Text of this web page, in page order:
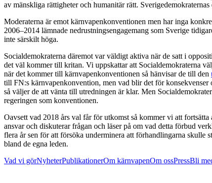
av mänskliga rättigheter och humanitär rätt.
Moderaterna är emot kärnvapenkonventionen men har inga
2006–2014 lämnade nedrustningsengagemang som Sverige
inte särskilt höga.
Socialdemokraterna däremot var väldigt aktiva när de satt i
det väl kommer till kritan. Vi uppskattar att Socialdemokraterna
när det kommer till kärnvapenkonventionen så hänvisar de till den
till FN:s kärnvapenkonvention, men vad blir det för konsekvenser
så väljer de att vänta till utredningen är klar. Men
regeringen som konventionen.
Oavsett vad 2018 års val får för utkomst så kommer vi att
ansvar och diskuterar frågan och läser på om vad detta förbud
flera år sen för att försöka underminera att förhandlingarna
bland de egna leden.
Vad vi görNyheterPublikationerOm kärnvapenOm ossPressBli